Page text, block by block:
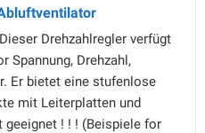
Drehzahlregler verfügt
Spannung, Drehzahl,
Er bietet eine stufenlose
mit Leiterplatten und
geeignet ! ! ! (Beispiele for